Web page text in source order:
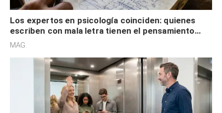
Los expertos en psicología coinciden: quienes
escriben con mala letra tienen el pensamiento
acelerado y no lo hacen por desinterés
MAG.